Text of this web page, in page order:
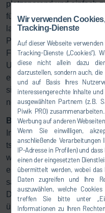
Wir verwenden
Tracking-Dienste
Auf dieser Webseite
Tracking-Dienste („Cookies“).
diese nicht allein dazu
darzustellen, sondern auch,
und auf Basis Ihres
interessengerechte Inhalte
ausgewählten Partnern (z.B.
Piwik PRO)
Werbung auf anderen
Wenn Sie einwilligen,
anschließende
IP-Adresse in Profilen) und
einen der eingesetzten
übermittelt werden, wobei
Daten zugreifen und Ihre
auszuwählen, welche
treffen Sie bitte unter
Informationen zu Ihren
platzsparend und einfach
für industrielle
lackiert wird. Bei Interstuhl
Pumpen derEcoPump9
Farbwechselblöcken
Unternehmen besonders
eingesetzte Lackmaterial
sich: Es lässt sich schwer
neigt dazu, Ventile zu
Bereit für den
In umfangreichen Tests im
tschechischen Ledec nad
werden, dass die Dürr-
es setzt sich kein Material
saubere Verarbeitung
Demonstrationen der
überzeugt“, sagt Andreas